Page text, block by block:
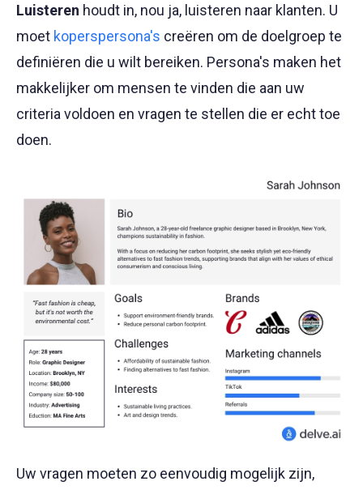
Luisteren houdt in, nou ja, luisteren naar klanten. U
moet koperspersona's creëren om de doelgroep te
definiëren die u wilt bereiken. Persona's maken het
makkelijker om mensen te vinden die aan uw
criteria voldoen en vragen te stellen die er echt toe
doen.
Uw vragen moeten zo eenvoudig mogelijk zijn,